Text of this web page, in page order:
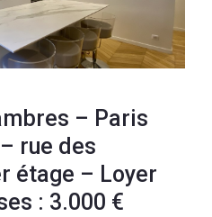
– Paris
rue des
étage – Loyer
: 3.000 €